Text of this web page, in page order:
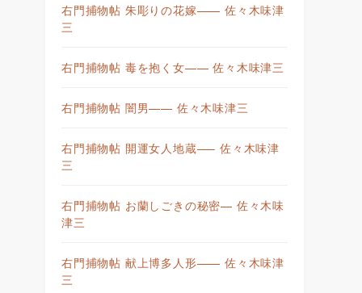
右門捕物帖 朱彫りの花嫁—— 佐々木味津
三
右門捕物帖 毒を抱く女—— 佐々木味津三
右門捕物帖 闇男—— 佐々木味津三
右門捕物帖 開運女人地蔵—– 佐々木味津
三
右門捕物帖 お蘭しごきの秘密— 佐々木味
津三
右門捕物帖 献上博多人形—— 佐々木味津
三